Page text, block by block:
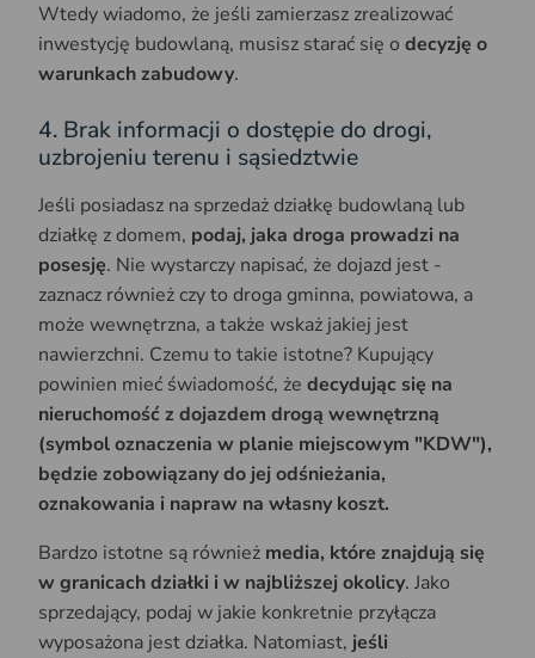
Wtedy wiadomo, że jeśli zamierzasz zrealizować
inwestycję budowlaną, musisz starać się o decyzję o
warunkach zabudowy.
4. Brak informacji o dostępie do drogi,
uzbrojeniu terenu i sąsiedztwie
Jeśli posiadasz na sprzedaż działkę budowlaną lub
działkę z domem, podaj, jaka droga prowadzi na
posesję. Nie wystarczy napisać, że dojazd jest -
zaznacz również czy to droga gminna, powiatowa, a
może wewnętrzna, a także wskaż jakiej jest
nawierzchni. Czemu to takie istotne? Kupujący
powinien mieć świadomość, że decydując się na
nieruchomość z dojazdem drogą wewnętrzną
(symbol oznaczenia w planie miejscowym "KDW"),
będzie zobowiązany do jej odśnieżania,
oznakowania i napraw na własny koszt.
Bardzo istotne są również media, które znajdują się
w granicach działki i w najbliższej okolicy. Jako
sprzedający, podaj w jakie konkretnie przyłącza
wyposażona jest działka. Natomiast, jeśli